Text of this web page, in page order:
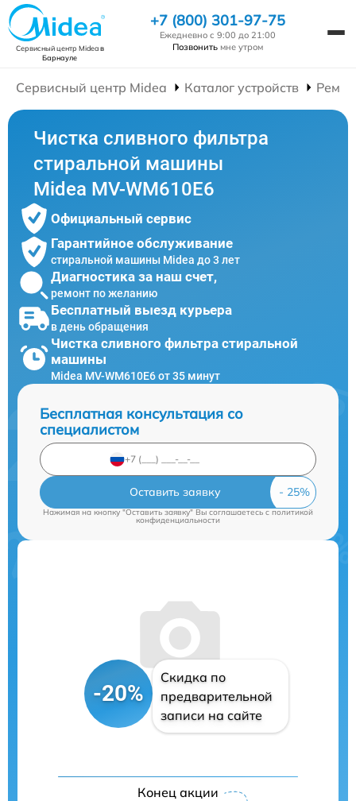
Сервисный центр Mideaв
Барнауле
+7 (800) 301-97-75
Ежедневно с 9:00 до 21:00
Позвонить мне утром
Сервисный центр Midea Каталог устройств
Чистка сливного фильтра
стиральной машины
Midea MV-WM610E6
Официальный сервис
Гарантийное обслуживание
стиральной машины Midea до 3 лет
Диагностика за наш счет,
ремонт по желанию
Бесплатный выезд курьера
в день обращения
Чистка сливного фильтра стиральной
машины
Midea MV-WM610E6 от 35 минут
Бесплатная консультация со
специалистом
Оставить заявку
Нажимая на кнопку "Оставить заявку" Вы соглашаетесь cполитикой
конфиденциальности
-20%
Скидка по
предварительной
записи на сайте
Конец акции